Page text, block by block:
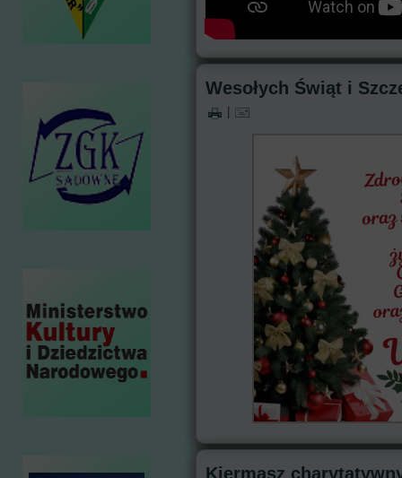
Wesołych Świąt i
Kiermasz